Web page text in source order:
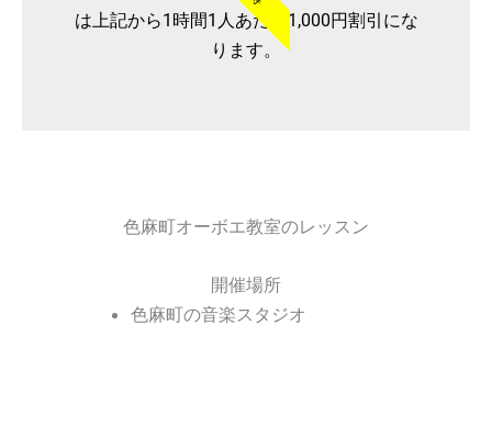
は上記から1時間1人あたり1,000円割引にな
ります。
色麻町オーボエ教室のレッスン
開催場所
色麻町の音楽スタジオ